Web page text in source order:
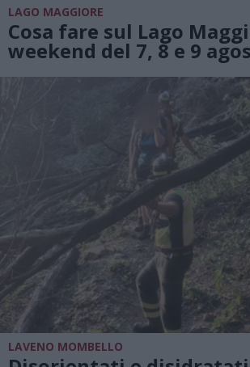
LAGO MAGGIORE
Cosa fare sul Lago
weekend del 7, 8 e 9
LAVENO MOMBELLO